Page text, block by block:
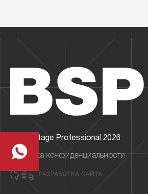
© Big Stage Professional 2026
Политика конфиденциальности